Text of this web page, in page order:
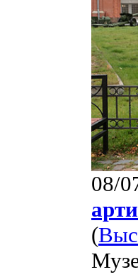
08/
(